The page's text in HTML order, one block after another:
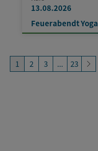
13.08.2026
Feuerabendt Yoga
1 2 3 ... 23